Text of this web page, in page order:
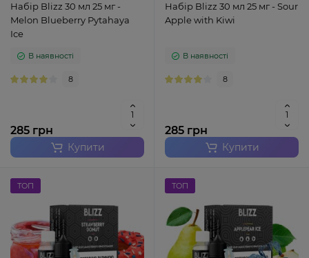
Набір Blizz 30 мл 25 мг -
Melon Blueberry Pytahaya
Ice
В наявності
8
285 грн
Купити
Набір Blizz 30 мл 25 мг - Sour
Apple with Kiwi
В наявності
8
285 грн
Купити
ТОП ТОП